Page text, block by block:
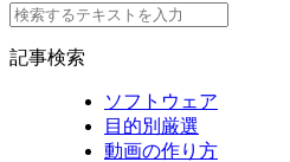
記事検索
ソフトウェア
目的別厳選
動画の作り方